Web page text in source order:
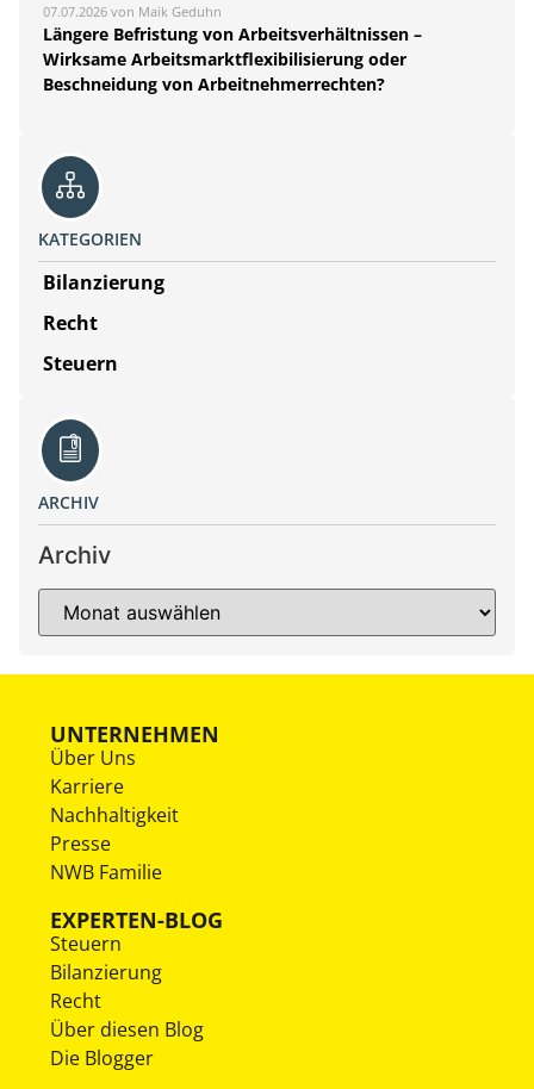
07.07.2026 von Maik Geduhn
Längere Befristung von Arbeitsverhältnissen –
Wirksame Arbeitsmarktflexibilisierung oder
Beschneidung von Arbeitnehmerrechten?
KATEGORIEN
Bilanzierung
Recht
Steuern
ARCHIV
Archiv
UNTERNEHMEN
Über Uns
Karriere
Nachhaltigkeit
Presse
NWB Familie
EXPERTEN-BLOG
Steuern
Bilanzierung
Recht
Über diesen Blog
Die Blogger